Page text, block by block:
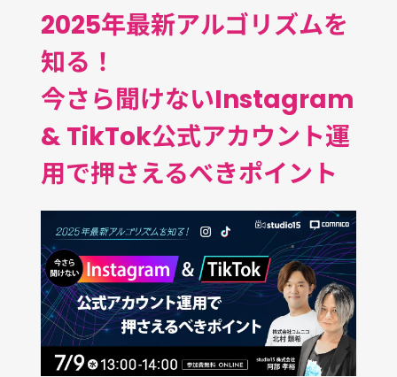
2025年最新アルゴリズムを
知る！
今さら聞けないInstagram
& TikTok公式アカウント運
用で押さえるべきポイント